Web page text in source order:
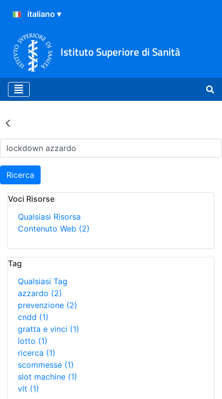
Istituto Superiore di Sanità
Risultati della Ricerca -
Ricerca
Voci Risorse
Qualsiasi Risorsa
Contenuto Web (2)
Tag
Qualsiasi Tag
azzardo (2)
prevenzione (2)
cndd (1)
gratta e vinci (1)
lotto (1)
ricerca (1)
scommesse (1)
slot machine (1)
vlt (1)